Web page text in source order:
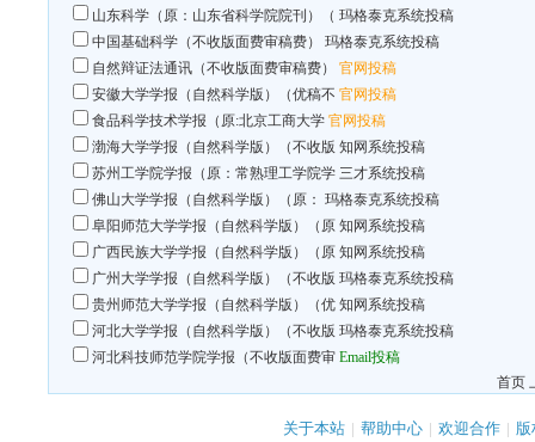
山东科学（原：山东省科学院院刊）（ 玛格泰克系统投稿
中国基础科学（不收版面费审稿费）
玛格泰克系统投稿
自然辩证法通讯（不收版面费审稿费）
官网投稿
安徽大学学报（自然科学版）（优稿不 官网投稿
食品科学技术学报（原:北京工商大学 官网投稿
渤海大学学报（自然科学版）（不收版 知网系统投稿
苏州工学院学报（原：常熟理工学院学 三才系统投稿
佛山大学学报（自然科学版）（原： 玛格泰克系统投稿
阜阳师范大学学报（自然科学版）（原 知网系统投稿
广西民族大学学报（自然科学版）（原 知网系统投稿
广州大学学报（自然科学版）（不收版 玛格泰克系统投稿
贵州师范大学学报（自然科学版）（优 知网系统投稿
河北大学学报（自然科学版）（不收版 玛格泰克系统投稿
河北科技师范学院学报（不收版面费审 Email投稿
首页
关于本站 | 帮助中心 | 欢迎合作 |